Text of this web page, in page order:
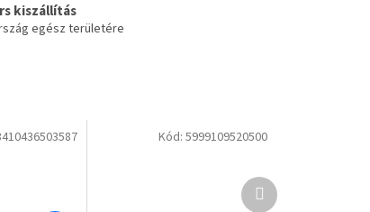
kiszállítás
egész területére
Kód: 5999109520500
Következő
termék